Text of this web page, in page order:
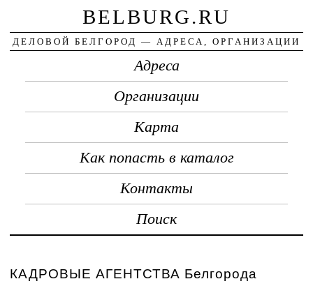
BELBURG.RU
ДЕЛОВОЙ БЕЛГОРОД — АДРЕСА, ОРГАНИЗАЦИИ
Адреса
Организации
Карта
Как попасть в каталог
Контакты
Поиск
КАДРОВЫЕ АГЕНТСТВА Белгорода